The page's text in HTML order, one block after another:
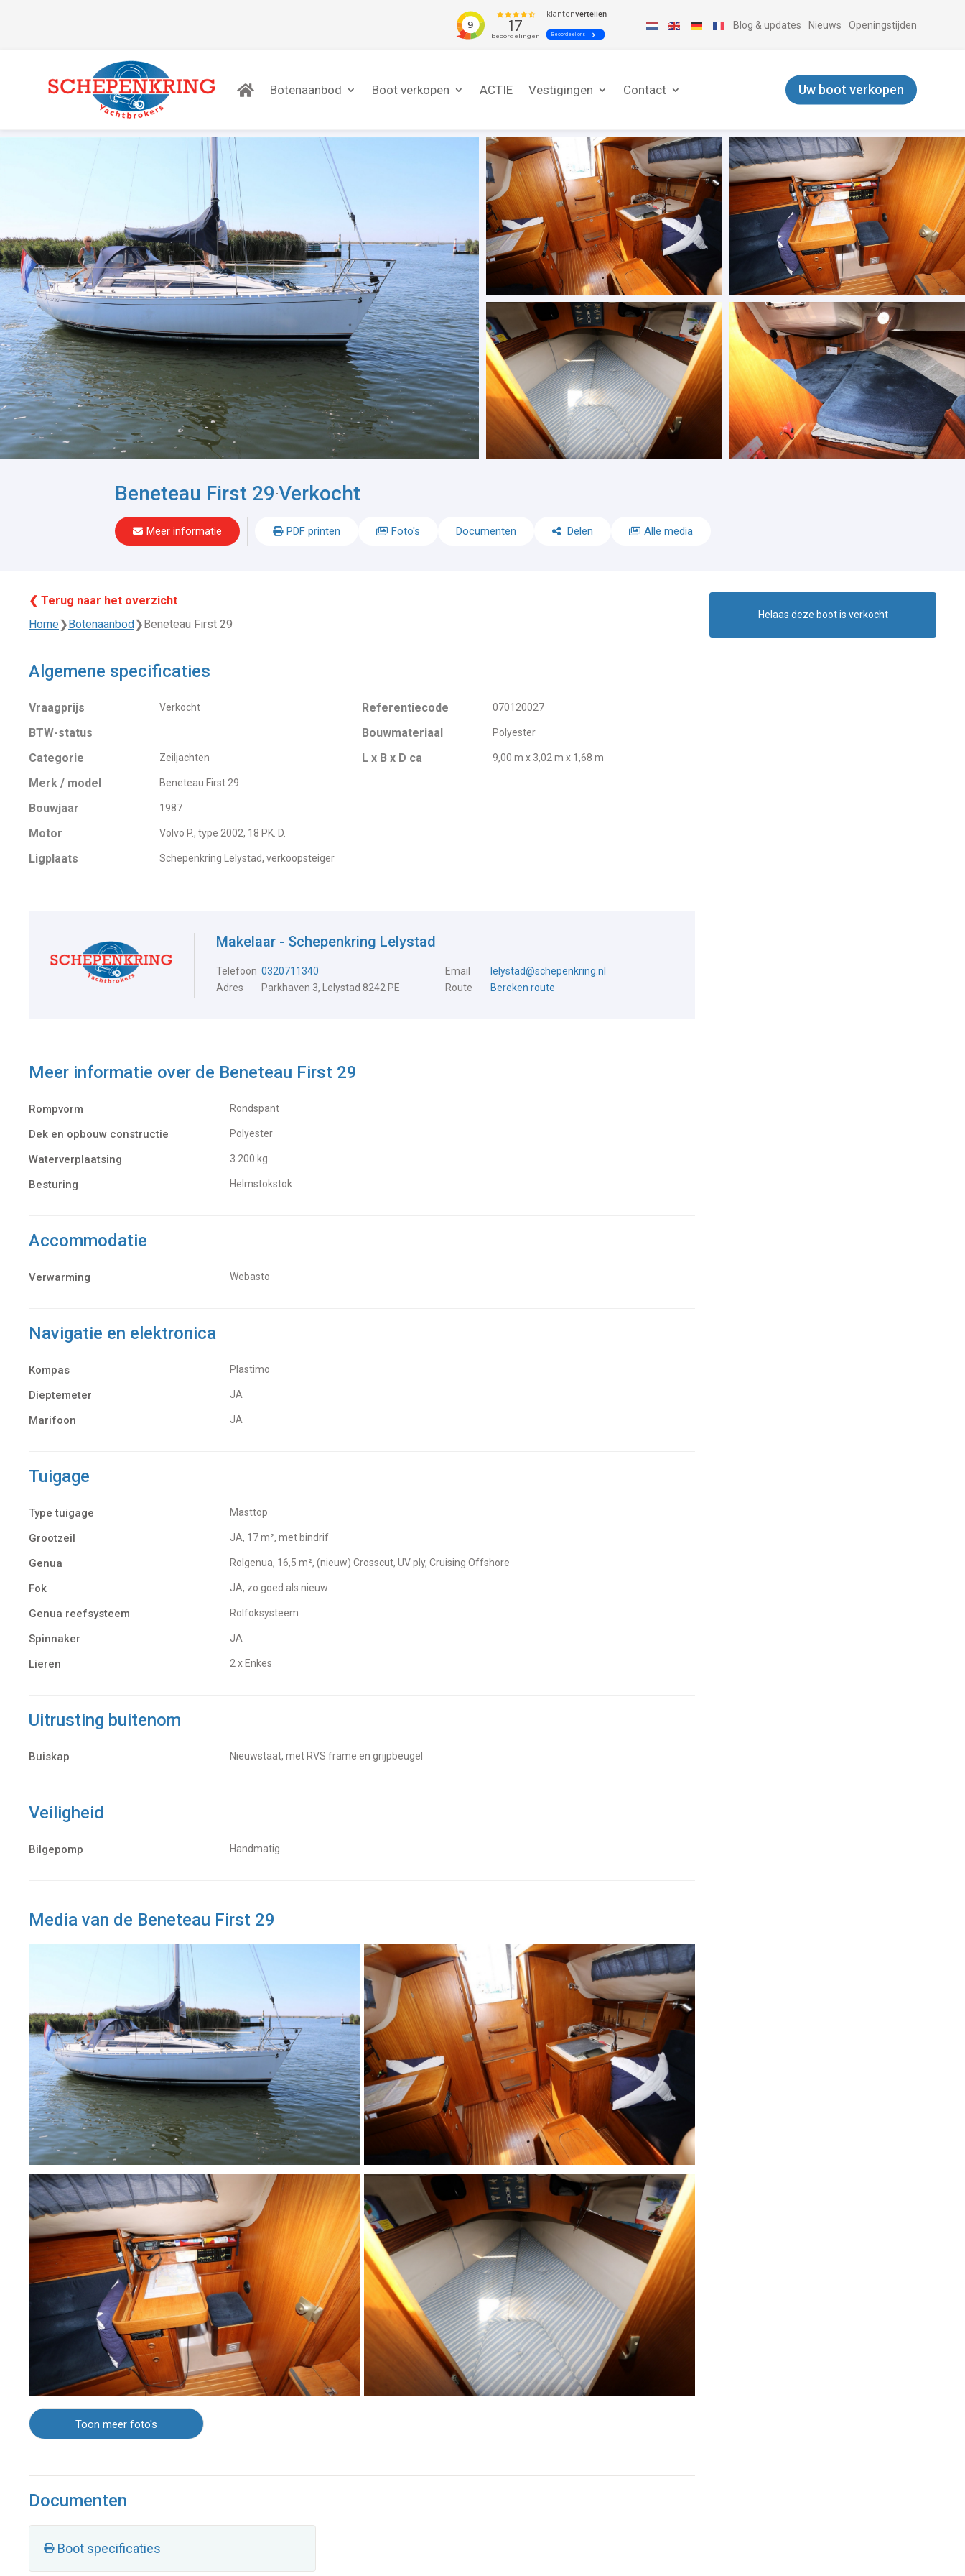
Blog & updates Nieuws Openingstijden
Botenaanbod Boot verkopen ACTIE Vestigingen Contact Uw boot verkopen
Beneteau First 29-Verkocht
Meer informatie PDF printen Foto's Documenten Delen Alle media
❮ Terug naar het overzicht
Home❯Botenaanbod❯Beneteau First 29
Algemene specificaties
Vraagprijs Verkocht
BTW-status
Categorie
Zeiljachten
Merk / model Beneteau First 29
Bouwjaar 1987
Motor Volvo P., type 2002, 18 PK. D.
Ligplaats Schepenkring Lelystad, verkoopsteiger
Referentiecode 070120027
Bouwmateriaal Polyester
L x B x D ca 9,00 m x 3,02 m x 1,68 m
Makelaar - Schepenkring Lelystad
Telefoon 0320711340 Email
lelystad@schepenkring.nl
Adres
Parkhaven 3, Lelystad 8242 PE Route Bereken route
Meer informatie over de Beneteau First 29
Rompvorm Rondspant
Dek en opbouw constructie Polyester
Waterverplaatsing 3.200 kg
Besturing Helmstokstok
Accommodatie
Verwarming Webasto
Navigatie en elektronica
Kompas Plastimo
Dieptemeter JA
Marifoon JA
Tuigage
Type tuigage Masttop
Grootzeil JA, 17 m², met bindrif
Genua Rolgenua, 16,5 m², (nieuw) Crosscut, UV ply, Cruising Offshore
Fok JA, zo goed als nieuw
Genua reefsysteem Rolfoksysteem
Spinnaker JA
Lieren 2 x Enkes
Uitrusting buitenom
Buiskap Nieuwstaat, met RVS frame en grijpbeugel
Veiligheid
Bilgepomp Handmatig
Media van de Beneteau First 29
Toon meer foto's
Documenten
Boot specificaties
Helaas deze boot is verkocht